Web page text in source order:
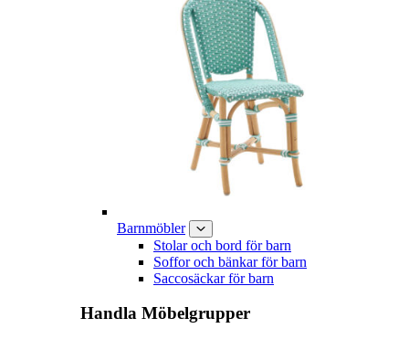
Barnmöbler
Stolar och bord för barn
Soffor och bänkar för barn
Saccosäckar för barn
Handla Möbelgrupper